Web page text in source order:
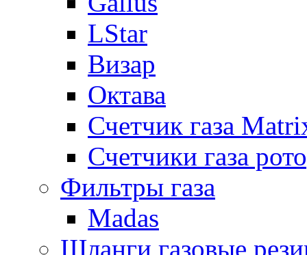
LStar
Визар
Октава
Счетчик газа
Счетчики газа
Фильтры газа
Madas
Шланги газовые